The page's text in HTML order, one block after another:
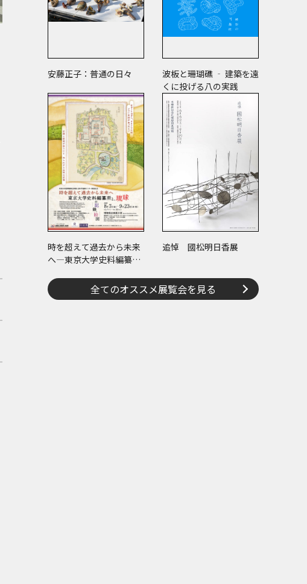
安藤正子：普通の日々
波板と珊瑚礁 ‐ 建築を遠
くに投げる八の実践
時を超えて過去から未来
へ―東京大学史料編纂所
追悼 國松明日香展
全てのオススメ展覧会を見る